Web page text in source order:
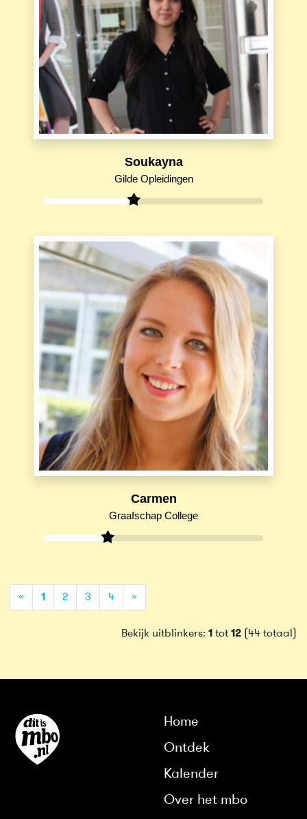
Soukayna
Gilde Opleidingen
Carmen
Graafschap College
« 1 (current)
2 3 4 »
Bekijk uitblinkers: 1 tot12 (44 totaal)
Home
Ontdek
Kalender
Over het mbo